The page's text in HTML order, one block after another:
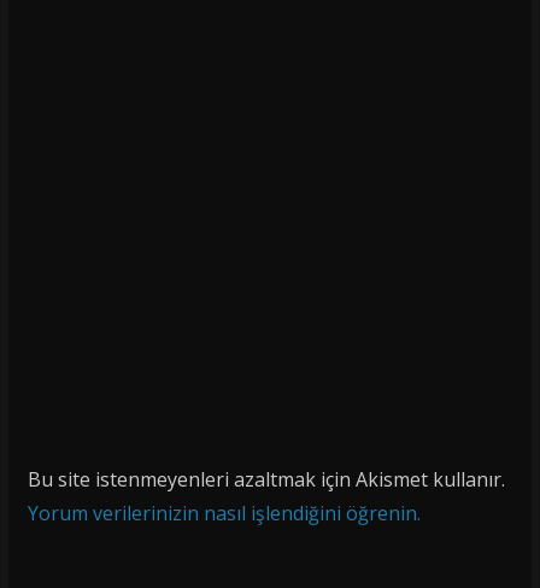
Bu site istenmeyenleri azaltmak için Akismet kullanır.
Yorum verilerinizin nasıl işlendiğini öğrenin.